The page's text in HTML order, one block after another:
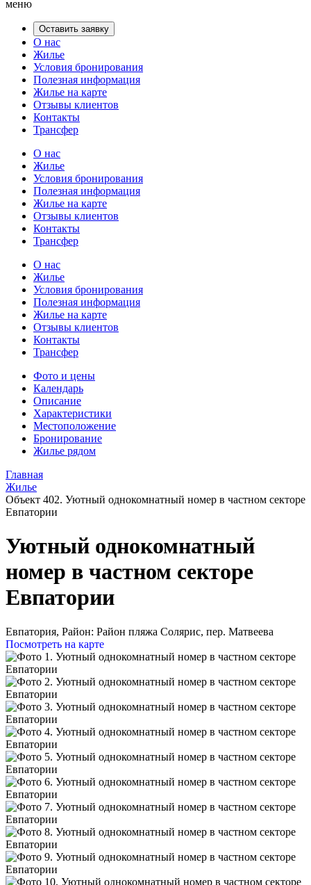
меню
Оставить заявку
О нас
Жилье
Условия бронирования
Полезная информация
Жилье на карте
Отзывы клиентов
Контакты
Трансфер
О нас
Жилье
Условия бронирования
Полезная информация
Жилье на карте
Отзывы клиентов
Контакты
Трансфер
О нас
Жилье
Условия бронирования
Полезная информация
Жилье на карте
Отзывы клиентов
Контакты
Трансфер
Фото и цены
Календарь
Описание
Характеристики
Местоположение
Бронирование
Жилье рядом
Главная
Жилье
Объект 402. Уютный однокомнатный номер в частном секторе
Евпатории
Уютный однокомнатный
номер в частном секторе
Евпатории
Евпатория, Район: Район пляжа Солярис, пер. Матвеева
Посмотреть на карте